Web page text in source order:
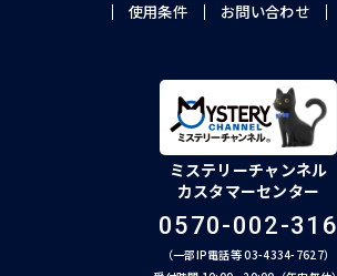
使用条件
お問い合わせ
ミステリーチャンネル
カスタマーセンター
0570-002-316
（一部IP電話等 03-4334-7627）